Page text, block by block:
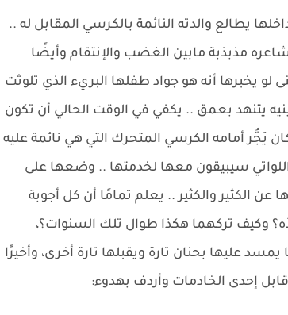
يطالع والدته النائمة بالكرسي المقابل له ..
مذبذبة مابين الغضب والإنتقام وأيضًا
يخبرها أنه هو جواد طفلها البريء الذي تلوثت
يتنهد بعمق .. يكفي في الوقت الحالي أن تكون
يَجُّر أمامه الكرسي المتحرك التي هي نائمة عليه
سيبيقون معها لخدمتها .. وضعها على
الكثير والكثير .. يعلم تمامًا أن كل أجوبة
وكيف تركهما هكذا طوال تلك السنوات؟،
عليها بحنان تارة ويقبلها تارة أخرى، وأخيرًا
إحدى الخادمات وأردف بهدوء: